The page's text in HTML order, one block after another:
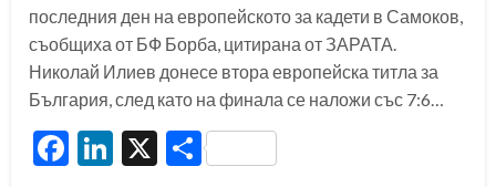
последния ден на европейското за кадети в Самоков,
съобщиха от БФ Борба, цитирана от ЗАРАТА.
Николай Илиев донесе втора европейска титла за
България, след като на финала се наложи със 7:6…
Facebook
LinkedIn
X Share